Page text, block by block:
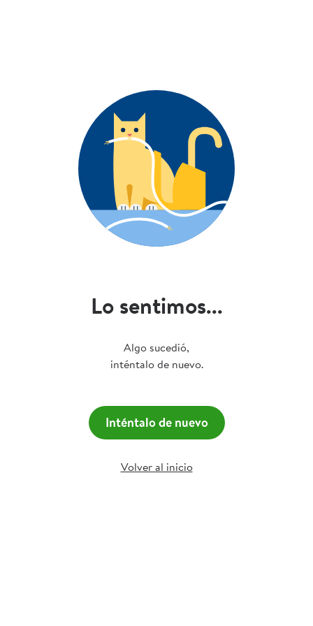
Lo sentimos...
Algo sucedió,
inténtalo de nuevo.
Inténtalo de nuevo
Volver al inicio